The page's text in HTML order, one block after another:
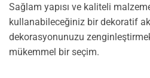
Sağlam yapısı ve kaliteli
kullanabileceğiniz bir dekoratif
dekorasyonunuzu
mükemmel bir seçim.